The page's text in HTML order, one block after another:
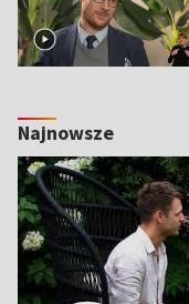
Najnowsze